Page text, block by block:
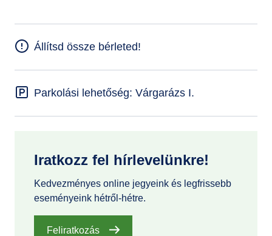
Állítsd össze bérleted!
Parkolási lehetőség: Várgarázs I.
Iratkozz fel hírlevelünkre!
Kedvezményes online jegyeink és legfrissebb
eseményeink hétről-hétre.
Feliratkozás